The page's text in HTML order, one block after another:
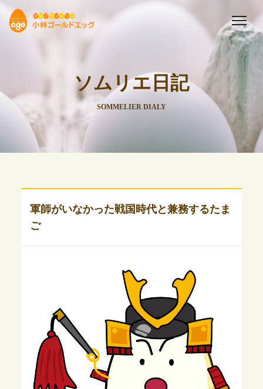
ソムリエ日記
SOMMELIER DIALY
軍師がいなかった戦国時代と兼務するたま
ご